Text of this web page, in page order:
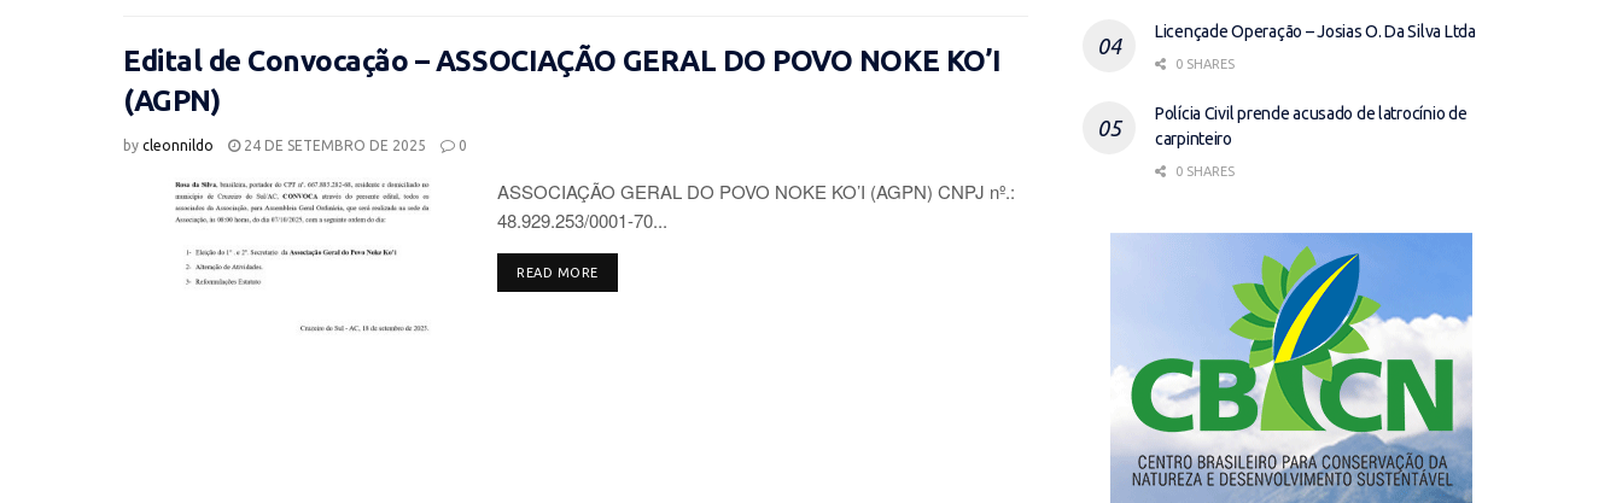
Edital de Convocação – ASSOCIAÇÃO GERAL DO POVO NOKE KO’I
(AGPN)
by cleonnildo 24 DE SETEMBRO DE 2025 0
ASSOCIAÇÃO GERAL DO POVO NOKE KO’I (AGPN) CNPJ nº.:
48.929.253/0001-70...
READ MOREDETAILS
Licençade Operação – Josias O. Da Silva Ltda
0 SHARES
Polícia Civil prende acusado de latrocínio de
carpinteiro
0 SHARES